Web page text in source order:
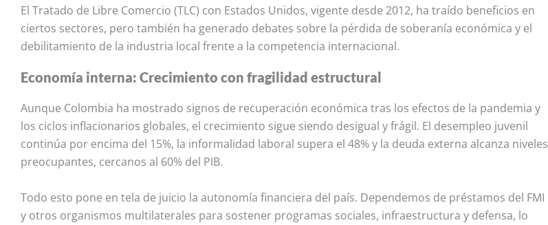
El Tratado de Libre Comercio (TLC) con Estados Unidos, vigente desde 2012, ha traído beneficios en
ciertos sectores, pero también ha generado debates sobre la pérdida de soberanía económica y el
debilitamiento de la industria local frente a la competencia internacional.
Economía interna: Crecimiento con fragilidad estructural
Aunque Colombia ha mostrado signos de recuperación económica tras los efectos de la pandemia y
los ciclos inflacionarios globales, el crecimiento sigue siendo desigual y frágil. El desempleo juvenil
continúa por encima del 15%, la informalidad laboral supera el 48% y la deuda externa alcanza niveles
preocupantes, cercanos al 60% del PIB.
Todo esto pone en tela de juicio la autonomía financiera del país. Dependemos de préstamos del FMI
y otros organismos multilaterales para sostener programas sociales, infraestructura y defensa, lo